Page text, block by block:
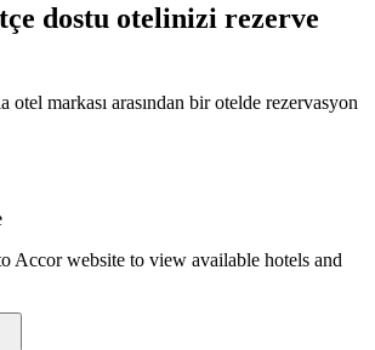
dostu otelinizi rezerve
otel markası arasından bir otelde rezervasyon
Accor website to view available hotels and